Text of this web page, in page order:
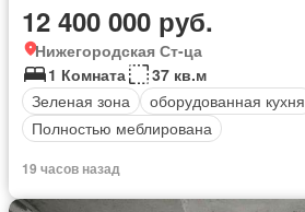
12 400 000 руб.
Нижегородская Ст-ца
1 Комната
37 кв.м
Зеленая зона
оборудованная кухня
Полностью меблирована
19 часов назад